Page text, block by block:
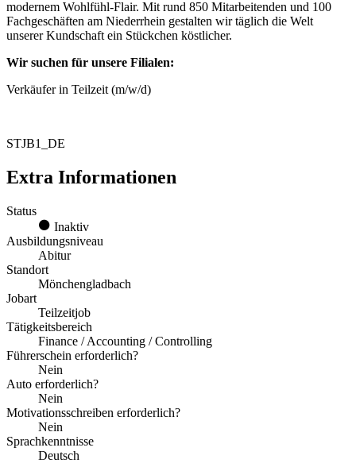
modernem Wohlfühl-Flair. Mit rund 850 Mitarbeitenden und 100
Fachgeschäften am Niederrhein gestalten wir täglich die Welt
unserer Kundschaft ein Stückchen köstlicher.
Wir suchen für unsere Filialen:
Verkäufer in Teilzeit (m/w/d)
STJB1_DE
Extra Informationen
Status
Inaktiv
Ausbildungsniveau
Abitur
Standort
Mönchengladbach
Jobart
Teilzeitjob
Tätigkeitsbereich
Finance / Accounting / Controlling
Führerschein erforderlich?
Nein
Auto erforderlich?
Nein
Motivationsschreiben erforderlich?
Nein
Sprachkenntnisse
Deutsch